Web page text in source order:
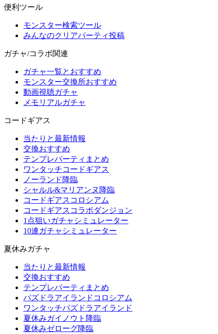
便利ツール
モンスター検索ツール
みんなのクリアパーティ投稿
ガチャ/コラボ関連
ガチャ一覧とおすすめ
モンスター交換所おすすめ
動画視聴ガチャ
メモリアルガチャ
コードギアス
当たりと最新情報
交換おすすめ
テンプレパーティまとめ
ワンタッチコードギアス
ノーランド降臨
シャルル&マリアンヌ降臨
コードギアスコロシアム
コードギアスコラボダンジョン
1点狙いガチャシミュレーター
10連ガチャシミュレーター
夏休みガチャ
当たりと最新情報
交換おすすめ
テンプレパーティまとめ
パズドラアイランドコロシアム
ワンタッチパズドラアイランド
夏休みガイノウト降臨
夏休みゼローグ降臨